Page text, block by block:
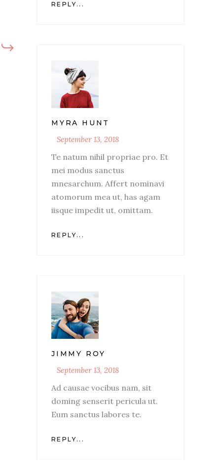
REPLY...
MYRA HUNT
September 13, 2018
Te natum nihil propriae pro. Et
mei modus sanctus
mnesarchum. Affert nominavi
atomorum mea ut, has agam
iisque impedit ut, omittam.
REPLY...
JIMMY ROY
September 13, 2018
Ad causae vocibus nam, sit
doming senserit pericula ut.
Eum sanctus labores te.
REPLY...